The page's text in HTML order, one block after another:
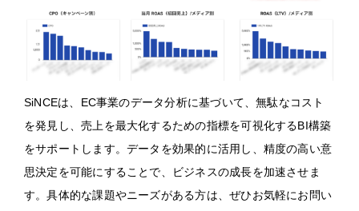
SiNCEは、EC事業のデータ分析に基づいて、無駄なコスト
を発見し、売上を最大化するための指標を可視化するBI構築
をサポートします。データを効果的に活用し、精度の高い意
思決定を可能にすることで、ビジネスの成長を加速させま
す。具体的な課題やニーズがある方は、ぜひお気軽にお問い